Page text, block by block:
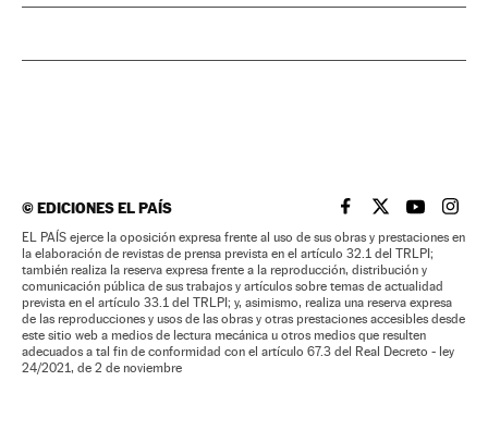
©EDICIONES EL PAÍS EL PAÍS BRASIL EN
EL PAÍSEL PAÍS
EL
EL PAÍS ejerce la oposición expresa frente al uso de sus obras y prestaciones en
la elaboración de revistas de prensa prevista en el artículo 32.1 del TRLPI;
también realiza la reserva expresa frente a la reproducción, distribución y
comunicación pública de sus trabajos y artículos sobre temas de actualidad
prevista en el artículo 33.1 del TRLPI; y, asimismo, realiza una reserva expresa
de las reproducciones y usos de las obras y otras prestaciones accesibles desde
este sitio web a medios de lectura mecánica u otros medios que resulten
adecuados a tal fin de conformidad con el artículo 67.3 del Real Decreto - ley
24/2021, de 2 de noviembre